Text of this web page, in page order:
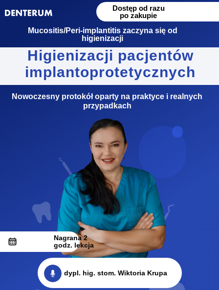
dypl. hig. stom. Wiktoria Krupa
Nowoczesny protokół oparty na praktyce i realnych
przypadkach
Mucositis/Peri-implantitis zaczyna się od
higienizacji
Higienizacji pacjentów
implantoprotetycznych
Dostęp od razu
po zakupie
Nagrana 2
godz. lekcja